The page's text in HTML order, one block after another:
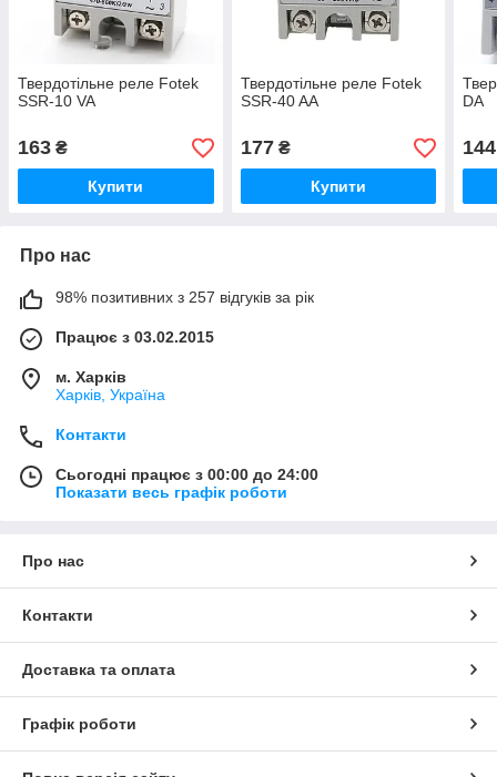
Твердотільне реле Fotek
SSR-10 VA
163 ₴
Купити
Твердотільне реле Fotek
SSR-40 AA
177₴
Купити
DA
144
Про нас
98% позитивних з 257 відгуків за рік
Працює з 03.02.2015
м. Харків
Харків, Україна
Контакти
Сьогодні працює з 00:00 до 24:00
Показати весь графік роботи
Про нас
Контакти
Доставка та оплата
Графік роботи